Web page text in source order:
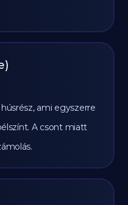
ami egyszerre
A csont miatt